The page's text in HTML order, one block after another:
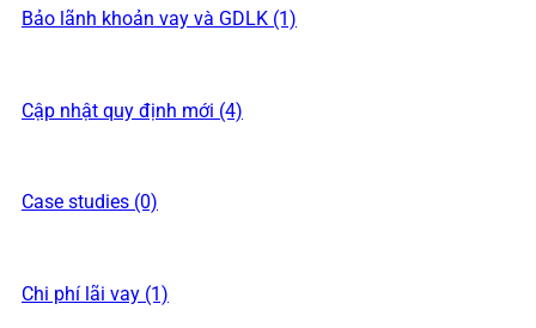
Bảo lãnh khoản vay và GDLK (1)
Cập nhật quy định mới (4)
Case studies (0)
Chi phí lãi vay (1)